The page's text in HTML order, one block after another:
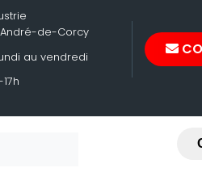
André-de-Corcy
au vendredi